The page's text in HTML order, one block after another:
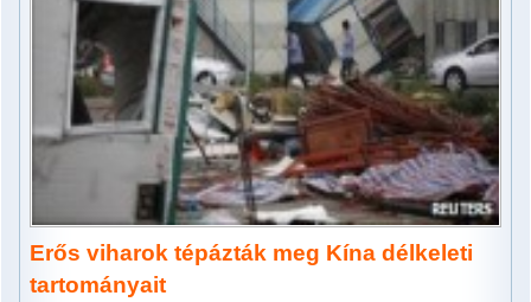
Erős viharok tépázták meg Kína délkeleti
tartományait